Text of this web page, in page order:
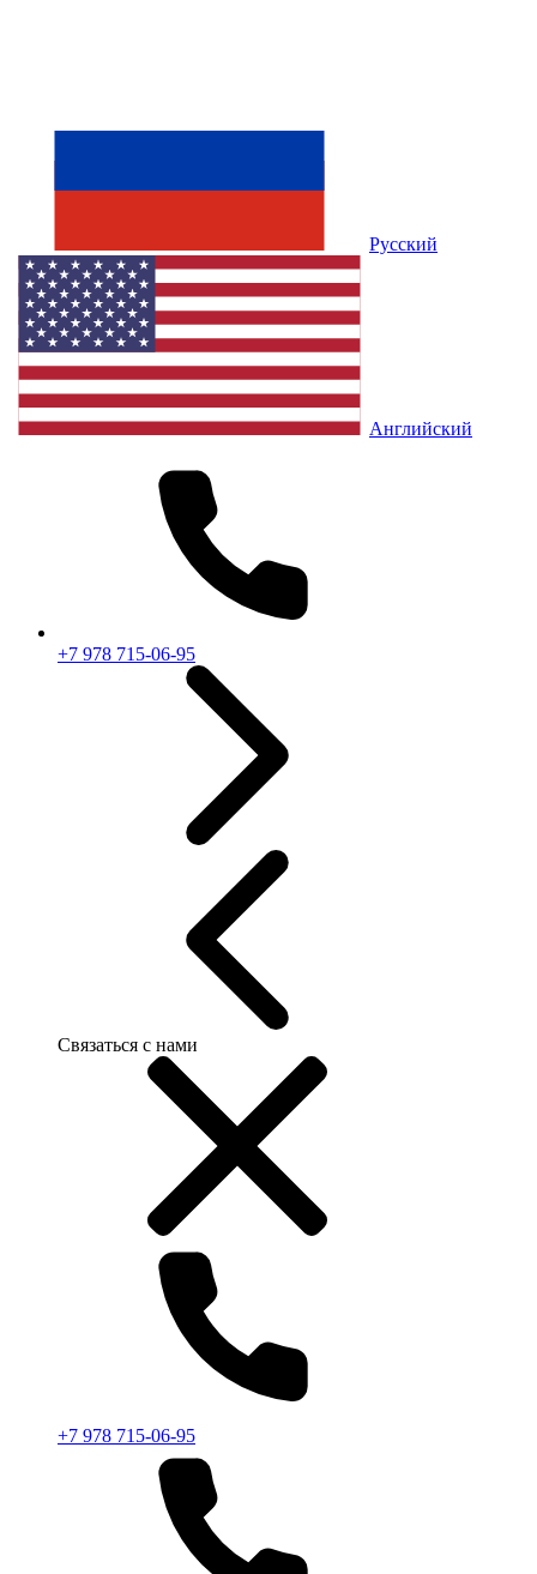
Русский
Английский
+7 978 715-06-95
Связаться с нами
+7 978 715-06-95